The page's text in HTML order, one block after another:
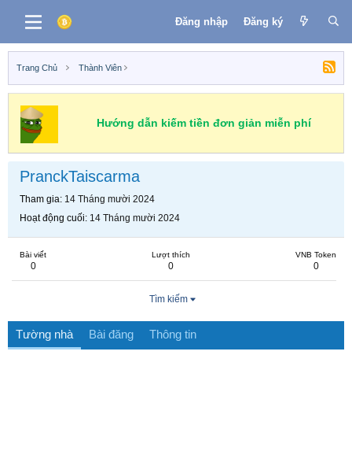
Đăng nhập Đăng ký
Trang Chủ Thành Viên
Hướng dẫn kiếm tiền đơn giản miễn phí
PranckTaiscarma
Tham gia 14 Tháng mười 2024
Hoạt động cuối 14 Tháng mười 2024
Bài viết
0
Lượt thích
0
VNB Token
0
Tìm kiếm
Tường nhà Bài đăng Thông tin